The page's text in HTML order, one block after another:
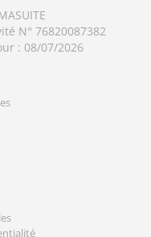
N° 76820087382
: 08/07/2026